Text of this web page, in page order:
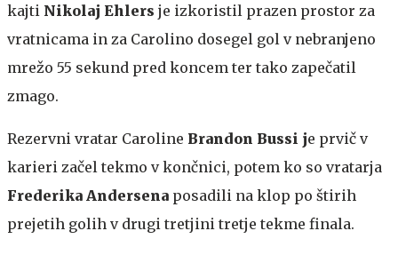
kajti Nikolaj Ehlers je izkoristil prazen prostor za
vratnicama in za Carolino dosegel gol v nebranjeno
mrežo 55 sekund pred koncem ter tako zapečatil
zmago.
Rezervni vratar Caroline Brandon Bussi je prvič v
karieri začel tekmo v končnici, potem ko so vratarja
Frederika Andersena posadili na klop po štirih
prejetih golih v drugi tretjini tretje tekme finala.